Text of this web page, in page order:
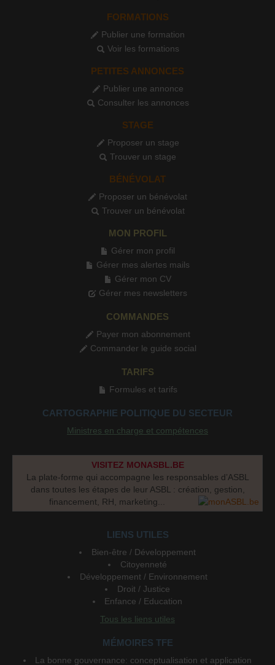
FORMATIONS
Publier une formation
Voir les formations
PETITES ANNONCES
Publier une annonce
Consulter les annonces
STAGE
Proposer un stage
Trouver un stage
BÉNÉVOLAT
Proposer un bénévolat
Trouver un bénévolat
MON PROFIL
Gérer mon profil
Gérer mes alertes mails
Gérer mon CV
Gérer mes newsletters
COMMANDES
Payer mon abonnement
Commander le guide social
TARIFS
Formules et tarifs
CARTOGRAPHIE POLITIQUE DU SECTEUR
Ministres en charge et compétences
VISITEZ MONASBL.BE
La plate-forme qui accompagne les responsables d’ASBL
dans toutes les étapes de leur ASBL : création, gestion,
financement, RH, marketing...
LIENS UTILES
Bien-être / Développement
Citoyenneté
Développement / Environnement
Droit / Justice
Enfance / Education
Tous les liens utiles
MÉMOIRES TFE
La bonne gouvernance: conceptualisation et application